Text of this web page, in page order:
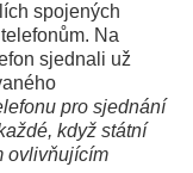
spojených
Na
sjednali už
pro sjednání
když státní
ovlivňujícím